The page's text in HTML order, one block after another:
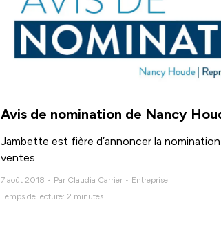
Avis de nomination de Nancy
Jambette est fière d’annoncer la
ventes.
7 août 2018 • Par Claudia Carrier • Entreprise
Temps de lecture: 2 minutes